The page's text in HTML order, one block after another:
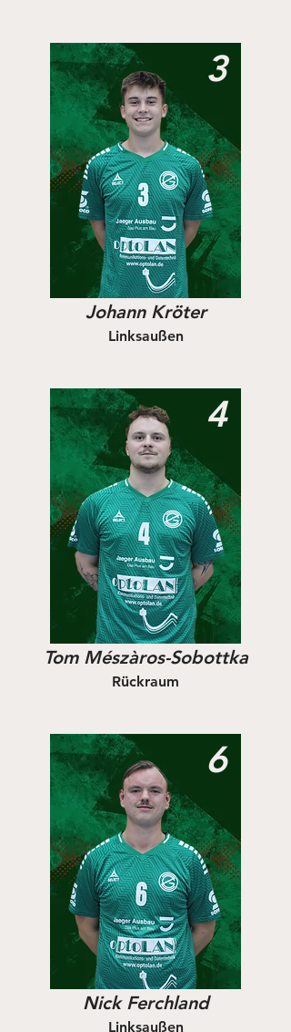
3
Johann Kröter
Linksaußen
4
Tom Mészàros-Sobottka
Rückraum
6
Nick Ferchland
Linksaußen